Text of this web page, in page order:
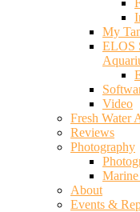
My
ELOS
Video
Fresh Water
Reviews
Photography
About
Events &